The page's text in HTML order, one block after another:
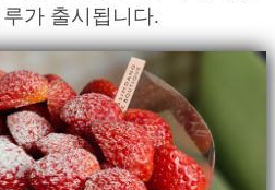
가 출시됩니다.